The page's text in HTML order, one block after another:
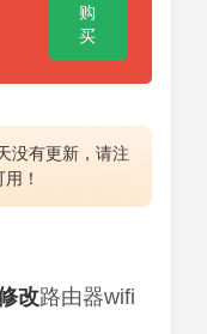
购
买
没有更新，请注
！
改路由器wifi